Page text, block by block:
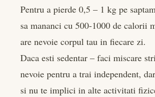
Pentru a pierde 0,5 – 1 kg pe
sa mananci cu 500-1000 de calorii
are nevoie corpul tau in fiecare zi.
Daca esti sedentar – faci miscare
nevoie pentru a trai independent,
si nu te implici in alte activitati